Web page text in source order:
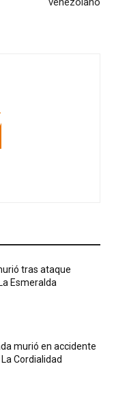
tras ataque
Esmeralda
murió en accidente
Cordialidad